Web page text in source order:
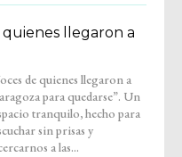
quienes llegaron a
a las...